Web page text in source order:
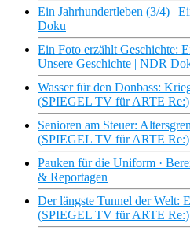
Ein Jahrhundertleben (3/4) |
Doku
Ein Foto erzählt Geschichte:
Unsere Geschichte | NDR
Wasser für den Donbass:
(SPIEGEL TV für ARTE Re:)
Senioren am Steuer:
(SPIEGEL TV für ARTE Re:)
Pauken für die Uniform ·
& Reportagen
Der längste Tunnel der Welt:
(SPIEGEL TV für ARTE Re:)